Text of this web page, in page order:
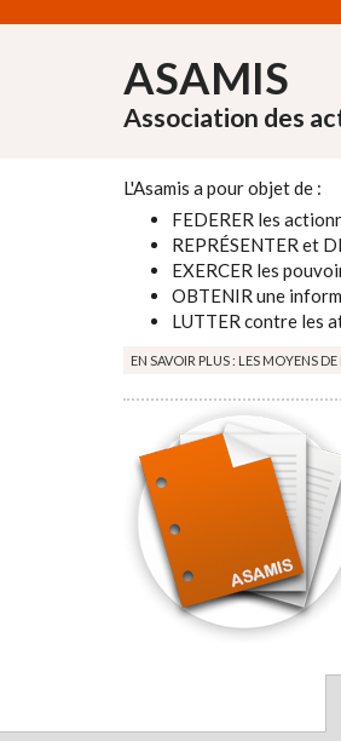
ASAMIS
Association des
L'Asamis a pour objet de :
FEDERER les
REPRÉSENTER et
EXERCER les
OBTENIR une
LUTTER contre les
EN SAVOIR PLUS : LES MOYENS DE